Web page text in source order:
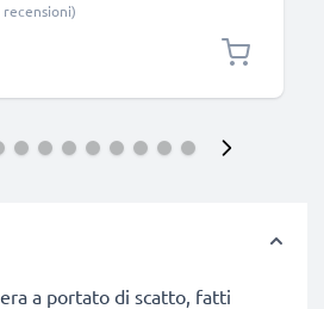
e fotocamere -
Gopro telefoni Android -
recensioni)
a portato di scatto, fatti